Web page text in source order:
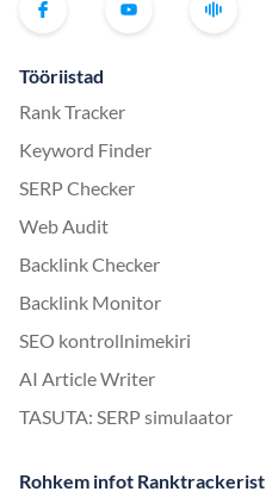
Tööriistad
Rank Tracker
Keyword Finder
SERP Checker
Web Audit
Backlink Checker
Backlink Monitor
SEO kontrollnimekiri
AI Article Writer
TASUTA: SERP simulaator
Rohkem infot Ranktrackerist